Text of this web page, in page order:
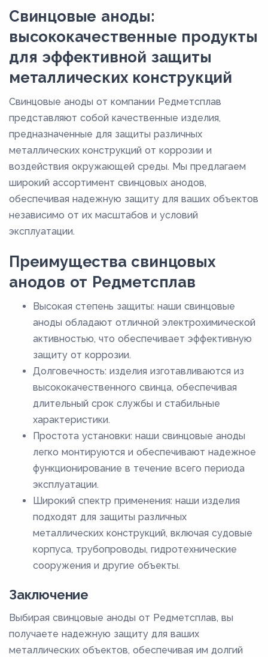
Свинцовые аноды:
высококачественные продукты
для эффективной защиты
металлических конструкций
Свинцовые аноды от компании Редметсплав
представляют собой качественные изделия,
предназначенные для защиты различных
металлических конструкций от коррозии и
воздействия окружающей среды. Мы предлагаем
широкий ассортимент свинцовых анодов,
обеспечивая надежную защиту для ваших объектов
независимо от их масштабов и условий
эксплуатации.
Преимущества свинцовых
анодов от Редметсплав
Высокая степень защиты: наши свинцовые
аноды обладают отличной электрохимической
активностью, что обеспечивает эффективную
защиту от коррозии.
Долговечность: изделия изготавливаются из
высококачественного свинца, обеспечивая
длительный срок службы и стабильные
характеристики.
Простота установки: наши свинцовые аноды
легко монтируются и обеспечивают надежное
функционирование в течение всего периода
эксплуатации.
Широкий спектр применения: наши изделия
подходят для защиты различных
металлических конструкций, включая судовые
корпуса, трубопроводы, гидротехнические
сооружения и другие объекты.
Заключение
Выбирая свинцовые аноды от Редметсплав, вы
получаете надежную защиту для ваших
металлических объектов, обеспечивая им долгий